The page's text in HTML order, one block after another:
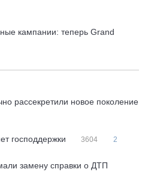
кампании: теперь Grand
рассекретили новое поколение
господдержки 3604 2
замену справки о ДТП